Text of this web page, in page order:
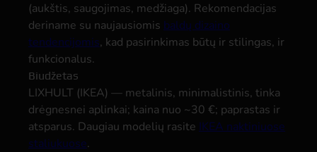
(aukštis, saugojimas, medžiaga). Rekomendacijas
deriname su naujausiomis baldų dizaino
tendencijomis, kad pasirinkimas būtų ir stilingas, ir
funkcionalus.
Biudžetas
LIXHULT (IKEA) — metalinis, minimalistinis, tinka
drėgnesnei aplinkai; kaina nuo ~30 €; paprastas ir
atsparus. Daugiau modelių rasite IKEA naktiniuose
staliukuose.